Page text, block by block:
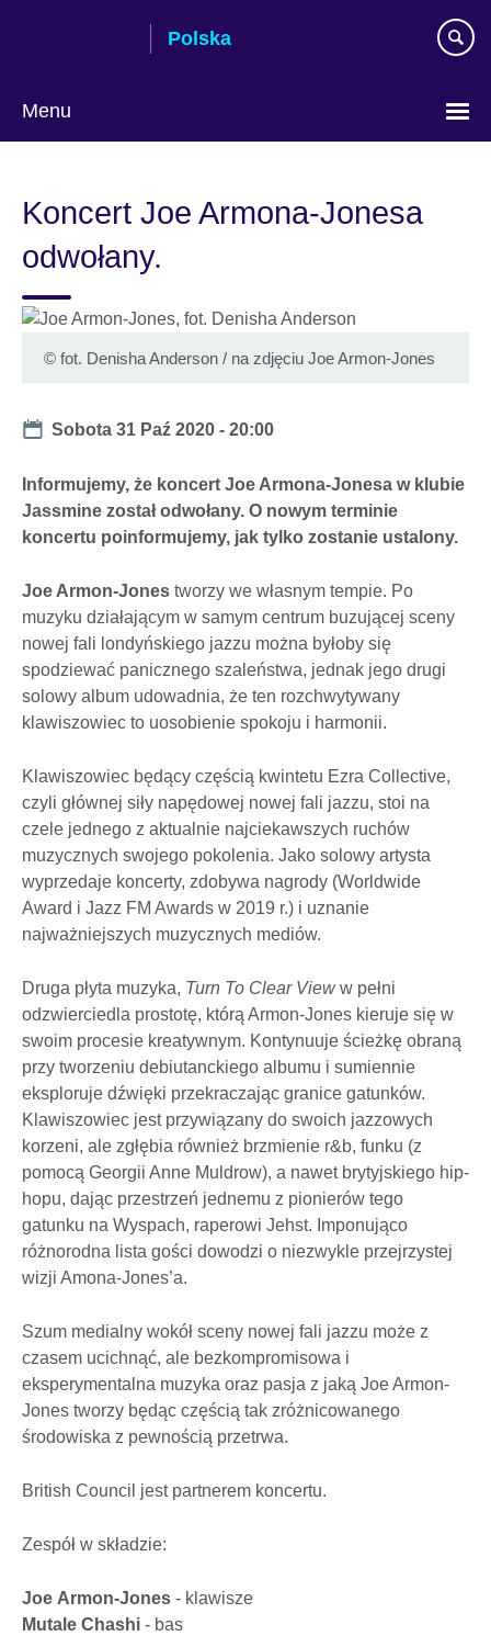
Polska
Menu
Koncert Joe Armona-Jonesa
odwołany.
© fot. Denisha Anderson / na zdjęciu Joe Armon-Jones
Date
Sobota 31 Paź 2020 - 20:00
Informujemy, że koncert Joe Armona-Jonesa w klubie
Jassmine został odwołany. O nowym terminie
koncertu poinformujemy, jak tylko zostanie ustalony.
Joe Armon-Jones tworzy we własnym tempie. Po
muzyku działającym w samym centrum buzującej sceny
nowej fali londyńskiego jazzu można byłoby się
spodziewać panicznego szaleństwa, jednak jego drugi
solowy album udowadnia, że ten rozchwytywany
klawiszowiec to uosobienie spokoju i harmonii.
Klawiszowiec będący częścią kwintetu Ezra Collective,
czyli głównej siły napędowej nowej fali jazzu, stoi na
czele jednego z aktualnie najciekawszych ruchów
muzycznych swojego pokolenia. Jako solowy artysta
wyprzedaje koncerty, zdobywa nagrody (Worldwide
Award i Jazz FM Awards w 2019 r.) i uznanie
najważniejszych muzycznych mediów.
Druga płyta muzyka, Turn To Clear Vieww pełni
odzwierciedla prostotę, którą Armon-Jones kieruje się w
swoim procesie kreatywnym. Kontynuuje ścieżkę obraną
przy tworzeniu debiutanckiego albumu i sumiennie
eksploruje dźwięki przekraczając granice gatunków.
Klawiszowiec jest przywiązany do swoich jazzowych
korzeni, ale zgłębia również brzmienie r&b, funku (z
pomocą Georgii Anne Muldrow), a nawet brytyjskiego hip-
hopu, dając przestrzeń jednemu z pionierów tego
gatunku na Wyspach, raperowi Jehst. Imponująco
różnorodna lista gości dowodzi o niezwykle przejrzystej
wizji Amona-Jones’a.
Szum medialny wokół sceny nowej fali jazzu może z
czasem ucichnąć, ale bezkompromisowa i
eksperymentalna muzyka oraz pasja z jaką Joe Armon-
Jones tworzy będąc częścią tak zróżnicowanego
środowiska z pewnością przetrwa.
British Council jest partnerem koncertu.
Zespół w składzie:
Joe Armon-Jones - klawisze
Mutale Chashi - bas